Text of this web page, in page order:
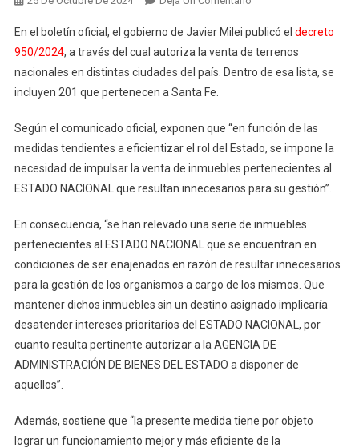
Pone
A
La
Terrenos
En
El
Noreste
Santa
En el boletín oficial, el gobierno de Javier Milei publicó el decreto
950/2024, a través del cual autoriza la venta de terrenos
nacionales en distintas ciudades del país. Dentro de esa lista, se
incluyen 201 que pertenecen a Santa Fe.
Según el comunicado oficial, exponen que “en función de las
medidas tendientes a eficientizar el rol del Estado, se impone la
necesidad de impulsar la venta de inmuebles pertenecientes al
ESTADO NACIONAL que resultan innecesarios para su gestión”.
En consecuencia, “se han relevado una serie de inmuebles
pertenecientes al ESTADO NACIONAL que se encuentran en
condiciones de ser enajenados en razón de resultar innecesarios
para la gestión de los organismos a cargo de los mismos. Que
mantener dichos inmuebles sin un destino asignado implicaría
desatender intereses prioritarios del ESTADO NACIONAL, por
cuanto resulta pertinente autorizar a la AGENCIA DE
ADMINISTRACIÓN DE BIENES DEL ESTADO a disponer de
aquellos”.
Además, sostiene que “la presente medida tiene por objeto
lograr un funcionamiento mejor y más eficiente de la